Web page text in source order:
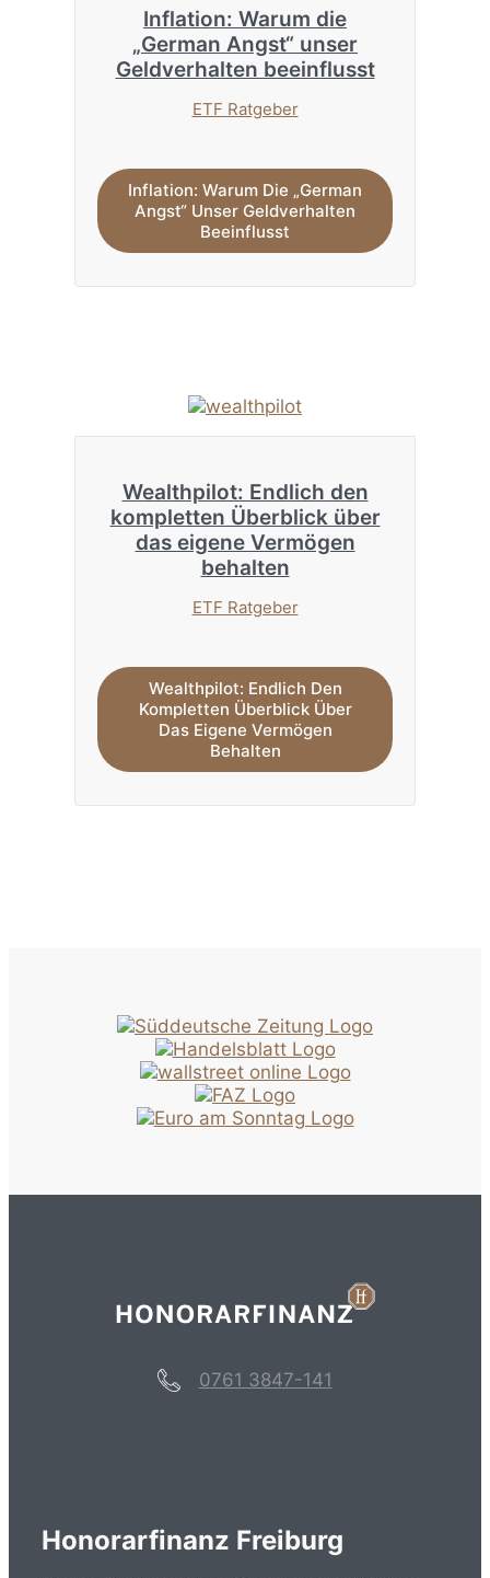
Inflation: Warum die
„German Angst“ unser
Geldverhalten beeinflusst
ETF Ratgeber
Inflation: Warum Die „German
Angst“ Unser Geldverhalten
Beeinflusst
Wealthpilot: Endlich den
kompletten Überblick über
das eigene Vermögen
behalten
ETF Ratgeber
Wealthpilot: Endlich Den
Kompletten Überblick Über
Das Eigene Vermögen
Behalten
0761 3847-141
Honorarfinanz Freiburg